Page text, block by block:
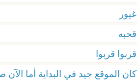
غيور
قحبه
قربوا قربوا
كان الموقع جيد في البداية أما